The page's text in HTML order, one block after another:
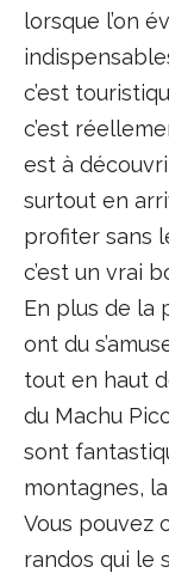
lorsque l’on
c’est
c’est
est à
surtout en
profiter sans
c’est un vrai
En plus de la
ont du
tout en haut
du Machu
sont
montagnes,
Vous pouvez
randos qui le